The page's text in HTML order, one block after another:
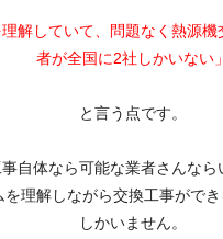
理解していて、問題なく熱源
者が全国に2社しかいない」
と言う点です。
自体なら可能な業者さんなら
を理解しながら交換工事がで
しかいません。